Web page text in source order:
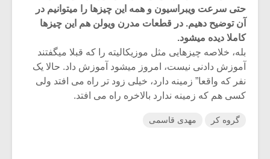
حتی سرعت ویبراسیون و همه این چیزها را میتوانیم در
آن توضیح دهیم. در قطعات مدرن ویولن هم این چیزها
کاملا دیده میشود.
بله، خلاصه چیزهایی مثل موزیکالیته را که قبلا میگفتند
آموزش دادنی نیست، امروز میشود آموزش داد. حالا یک
نفر که واقعا” زمینه دارد، خیلی زود تر راه می افتد ولی
کسی هم که زمینه ندارد بالاخره راه می افتد.
گروه کر مهدی قاسمی